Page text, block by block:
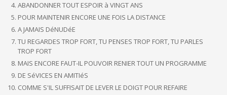
ABANDONNER TOUT ESPOIR à VINGT ANS
POUR MAINTENIR ENCORE UNE FOIS LA DISTANCE
A JAMAIS DéNUDéE
TU REGARDES TROP FORT, TU PENSES TROP FORT, TU PARLES
TROP FORT
MAIS ENCORE FAUT-IL POUVOIR RENIER TOUT UN PROGRAMME
DE SéVICES EN AMITIéS
COMME S'IL SUFFISAIT DE LEVER LE DOIGT POUR REFAIRE